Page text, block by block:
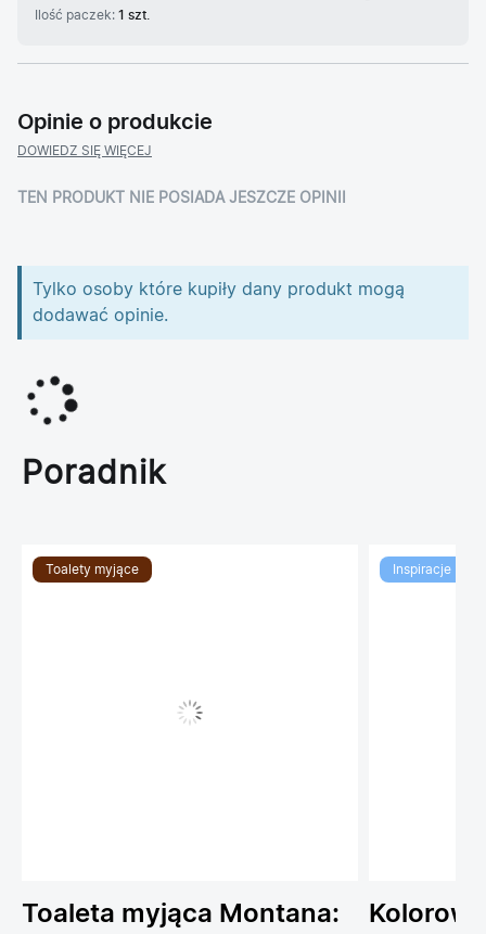
Ilość paczek: 1 szt.
Opinie o produkcie
DOWIEDZ SIĘ WIĘCEJ
TEN PRODUKT NIE POSIADA JESZCZE OPINII
Tylko osoby które kupiły dany produkt mogą
dodawać opinie.
Poradnik
Toalety myjące
Toaleta myjąca Montana:
Inspiracje